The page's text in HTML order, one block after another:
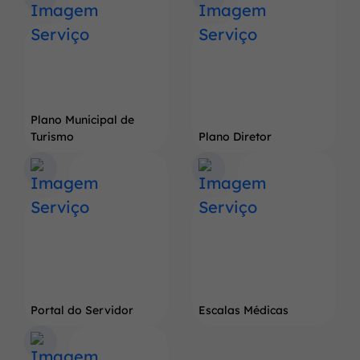
do
Pé
Gigante
Plano Municipal de
Turismo
Plano Diretor
Portal do Servidor Escalas Médicas